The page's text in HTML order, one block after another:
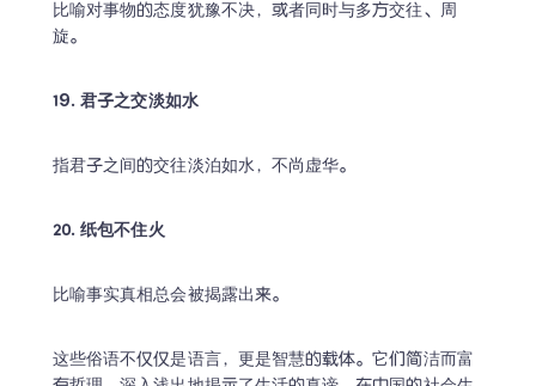
比喻对事物的态度犹豫不决，或者同时与多方交往、周
旋。
19. 君子之交淡如水
指君子之间的交往淡泊如水，不尚虚华。
20. 纸包不住火
比喻事实真相总会被揭露出来。
这些俗语不仅仅是语言，更是智慧的载体。它们简洁而富